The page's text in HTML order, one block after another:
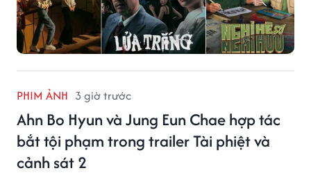
PHIM ẢNH 3 giờ trước
Ahn Bo Hyun và Jung Eun Chae hợp tác
bắt tội phạm trong trailer Tài phiệt và
cảnh sát 2